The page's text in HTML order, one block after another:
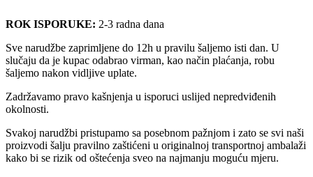
ROK ISPORUKE: 2-3 radna dana
Sve narudžbe zaprimljene do 12h u pravilu šaljemo isti dan. U
slučaju da je kupac odabrao virman, kao način plaćanja, robu
šaljemo nakon vidljive uplate.
Zadržavamo pravo kašnjenja u isporuci uslijed nepredviđenih
okolnosti.
Svakoj narudžbi pristupamo sa posebnom pažnjom i zato se svi naši
proizvodi šalju pravilno zaštićeni u originalnoj transportnoj ambalaži
kako bi se rizik od oštećenja sveo na najmanju moguću mjeru.